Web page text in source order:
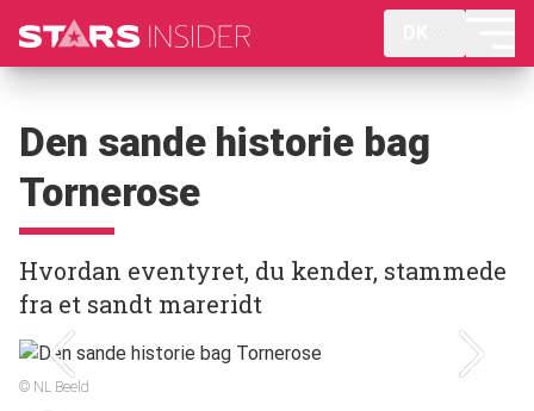
Den sande historie bag
Tornerose
Hvordan eventyret, du kender, stammede
fra et sandt mareridt
© NL Beeld